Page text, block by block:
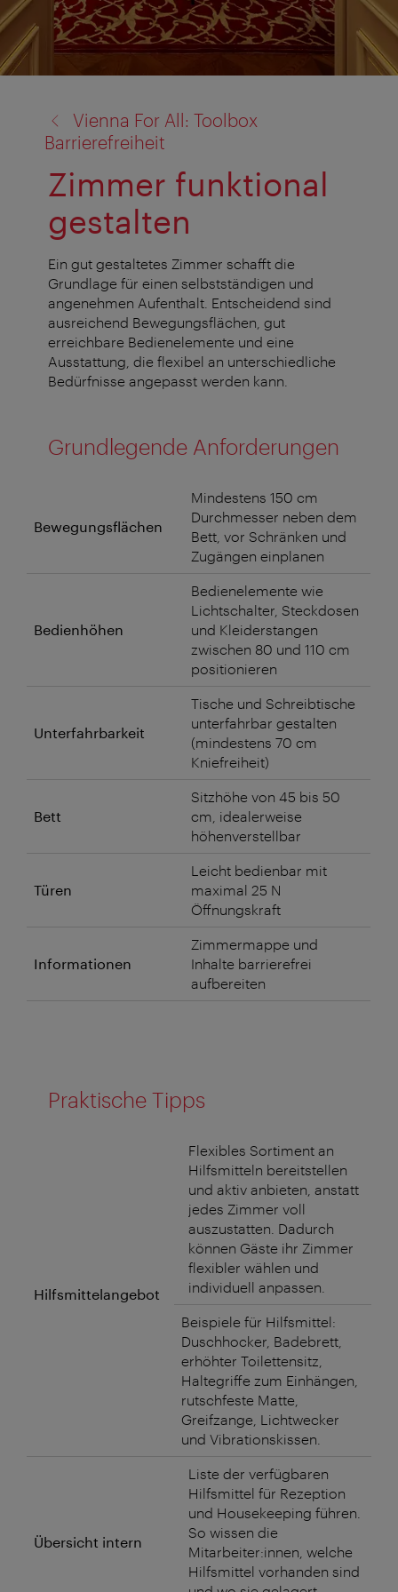
Vienna For All: Toolbox
Barrierefreiheit
Zimmer funktional
gestalten
Ein gut gestaltetes Zimmer schafft die
Grundlage für einen selbstständigen und
angenehmen Aufenthalt. Entscheidend sind
ausreichend Bewegungsflächen, gut
erreichbare Bedienelemente und eine
Ausstattung, die flexibel an unterschiedliche
Bedürfnisse angepasst werden kann.
Grundlegende Anforderungen
Bewegungsflächen
Mindestens 150 cm
Durchmesser neben dem
Bett, vor Schränken und
Zugängen einplanen
Bedienhöhen
Bedienelemente wie
Lichtschalter, Steckdosen
und Kleiderstangen
zwischen 80 und 110 cm
positionieren
Unterfahrbarkeit
Tische und Schreibtische
unterfahrbar gestalten
(mindestens 70 cm
Kniefreiheit)
Bett
Sitzhöhe von 45 bis 50
cm, idealerweise
höhenverstellbar
Türen
Leicht bedienbar mit
maximal 25 N
Öffnungskraft
Informationen
Zimmermappe und
Inhalte barrierefrei
aufbereiten
Praktische Tipps
Hilfsmittelangebot
Flexibles Sortiment an
Hilfsmitteln bereitstellen
und aktiv anbieten, anstatt
jedes Zimmer voll
auszustatten. Dadurch
können Gäste ihr Zimmer
flexibler wählen und
individuell anpassen.
Beispiele für Hilfsmittel:
Duschhocker, Badebrett,
erhöhter Toilettensitz,
Haltegriffe zum Einhängen,
rutschfeste Matte,
Greifzange, Lichtwecker
und Vibrationskissen.
Übersicht intern
Liste der verfügbaren
Hilfsmittel für Rezeption
und Housekeeping führen.
So wissen die
Mitarbeiter:innen, welche
Hilfsmittel vorhanden sind